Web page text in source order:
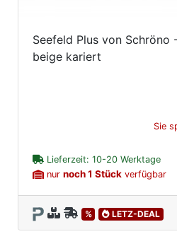
Seefeld Plus von Schröno
beige kariert
Sie
Lieferzeit: 10-20 Werktage
nur noch 1 Stück verfügbar
% LETZ-DEAL